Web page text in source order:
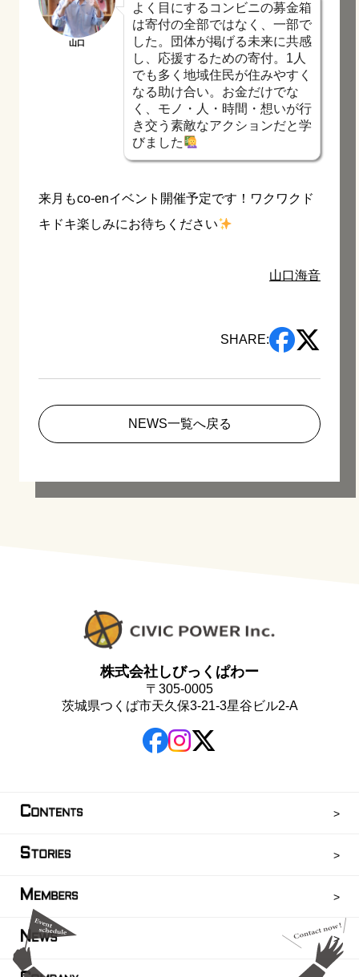
山口
よく目にするコンビニの募金箱
は寄付の全部ではなく、一部で
した。団体が掲げる未来に共感
し、応援するための寄付。1人
でも多く地域住民が住みやすく
なる助け合い。お金だけでな
く、モノ・人・時間・想いが行
き交う素敵なアクションだと学
びました
来月もco-enイベント開催予定です！ ワクワクド
キドキ楽しみにお待ちください
山口海音
SHARE:
NEWS一覧へ戻る
株式会社しびっくぱわー
〒305-0005
茨城県つくば市天久保3-21-3星谷ビル2-A
CONTENTS
STORIES
M EMBERS
NEWS